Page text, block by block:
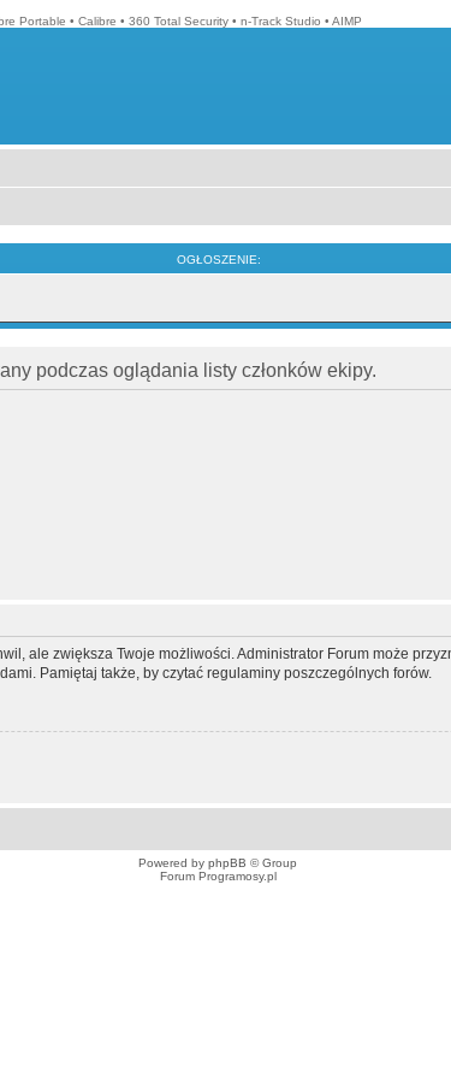
Portable • Calibre • 360 Total Security • n-Track Studio • AIMP
OGŁOSZENIE:
podczas oglądania listy członków ekipy.
ale zwiększa Twoje możliwości. Administrator Forum może
Pamiętaj także, by czytać regulaminy poszczególnych forów.
Powered by phpBB © Group
Forum Programosy.pl